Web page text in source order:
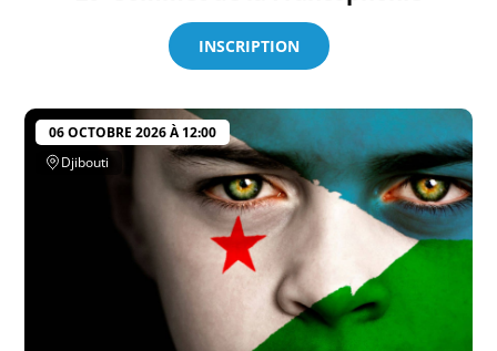
INSCRIPTION
06 OCTOBRE 2026 À 12:00
Djibouti